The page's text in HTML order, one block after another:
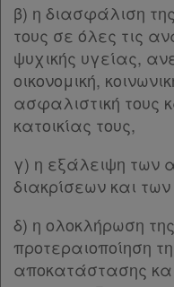
β) η διασφάλιση
τους σε όλες τις
ψυχικής υγείας,
οικονομική,
ασφαλιστική τους
κατοικίας τους,
γ) η εξάλειψη των
διακρίσεων και
δ) η ολοκλήρωση
προτεραιοποίηση
αποκατάστασης και